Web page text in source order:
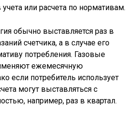
или расчета по нормативам.
обычно выставляется раз в
счетчика, а в случае его
потребления. Газовые
ежемесячную
если потребитель использует
могут выставляться с
например, раз в квартал.